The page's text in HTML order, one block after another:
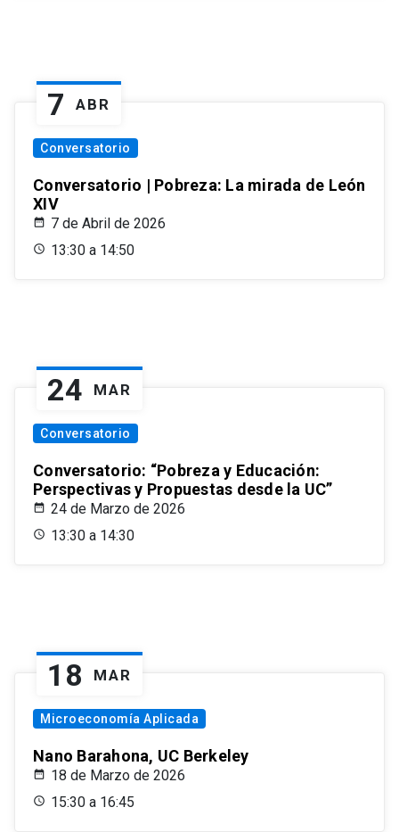
7 ABR
Conversatorio
Conversatorio | Pobreza: La mirada de León
XIV
7 de Abril de 2026
13:30 a 14:50
24 MAR
Conversatorio
Conversatorio: “Pobreza y Educación:
Perspectivas y Propuestas desde la UC”
24 de Marzo de 2026
13:30 a 14:30
18 MAR
Microeconomía Aplicada
Nano Barahona, UC Berkeley
18 de Marzo de 2026
15:30 a 16:45